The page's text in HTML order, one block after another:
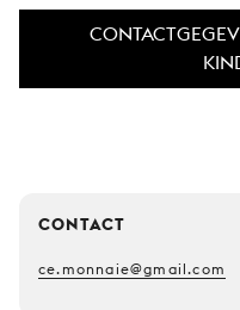
CONTACT
ce.monnaie@gmail.com